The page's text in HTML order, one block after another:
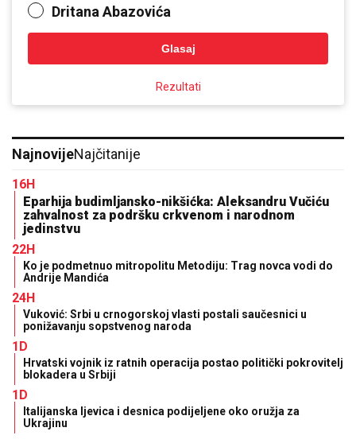
Dritana Abazovića
Glasaj
Rezultati
NajnovijeNajčitanije
16H
Eparhija budimljansko-nikšićka: Aleksandru Vučiću
zahvalnost za podršku crkvenom i narodnom
jedinstvu
22H
Ko je podmetnuo mitropolitu Metodiju: Trag novca vodi do
Andrije Mandića
24H
Vuković: Srbi u crnogorskoj vlasti postali saučesnici u
ponižavanju sopstvenog naroda
1D
Hrvatski vojnik iz ratnih operacija postao politički pokrovitelj
blokadera u Srbiji
1D
Italijanska ljevica i desnica podijeljene oko oružja za
Ukrajinu